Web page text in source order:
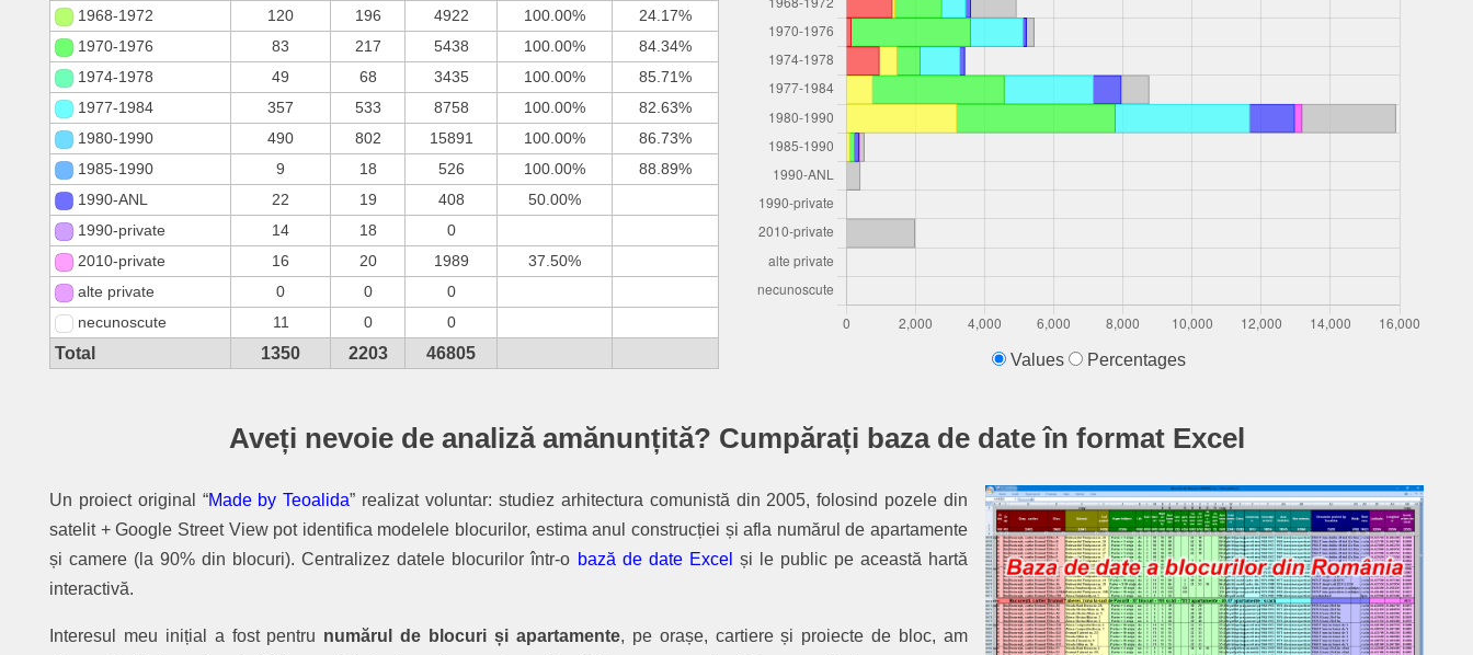
1968-1972
120 196 4922 100.00%
24.17%
1970-1976
83 217 5438 100.00%
84.34%
1974-1978
49 68 3435 100.00%
85.71%
1977-1984
357 533 8758 100.00%
82.63%
1980-1990
490 802 15891 100.00%
86.73%
1985-1990
9 18 526 100.00%
88.89%
1990-ANL
22 19 408
50.00%
1990-private
14 18
0
2010-private
16 20 1989
37.50%
alte private
0 0
0
necunoscute
11 0 0
Total 1350 2203 46805 Values Percentages
Aveți nevoie de analiză amănunțită? Cumpărați baza de date în format Excel
Un proiect original “Made by Teoalida” realizat voluntar: studiez arhitectura comunistă din 2005, folosind pozele din
satelit + Google Street View pot identifica modelele blocurilor, estima anul construcției și afla numărul de apartamente
și camere (la 90% din blocuri). Centralizez datele blocurilor într-o bază de date Excel și le public pe această hartă
interactivă.
Interesul meu inițial a fost pentru numărul de blocuri și apartamente, pe orașe, cartiere și proiecte de bloc, am